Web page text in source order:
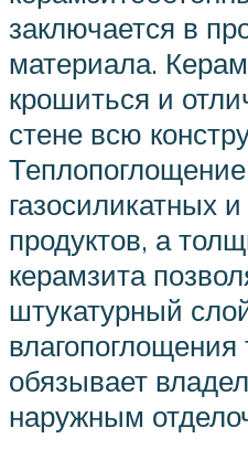
заключается в
материала.
крошиться и
стене всю
газосиликатных
продуктов, а
керамзита
штукатурный
влагопоглощения
обязывает
наружным